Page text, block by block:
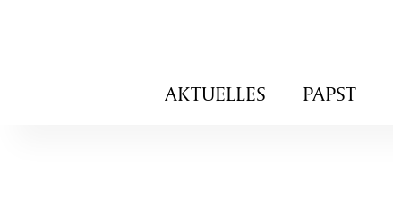
Navigation
überspringen
AKTUELLES PAPST